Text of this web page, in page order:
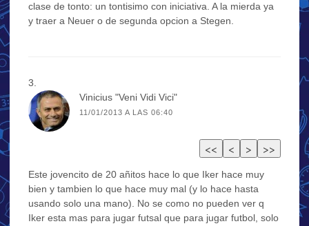
clase de tonto: un tontisimo con iniciativa. A la mierda ya
y traer a Neuer o de segunda opcion a Stegen.
Vinicius "Veni Vidi Vici"
11/01/2013 A LAS 06:40
Este jovencito de 20 añitos hace lo que Iker hace muy
bien y tambien lo que hace muy mal (y lo hace hasta
usando solo una mano). No se como no pueden ver q
Iker esta mas para jugar futsal que para jugar futbol, solo